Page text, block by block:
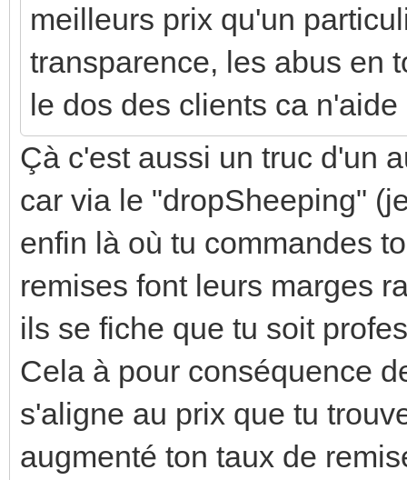
meilleurs prix qu'un
transparence, les abus en
le dos des clients ca n'aide
Çà c'est aussi un truc d'un
car via le "dropSheeping"
enfin là où tu commandes
remises font leurs marges
ils se fiche que tu soit
Cela à pour conséquence
s'aligne au prix que tu
augmenté ton taux de